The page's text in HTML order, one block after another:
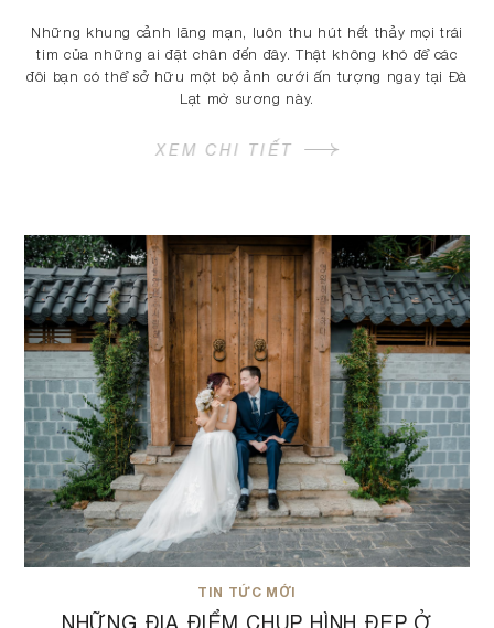
Những khung cảnh lãng mạn, luôn thu hút hết thảy mọi trái
tim của những ai đặt chân đến đây. Thật không khó để các
đôi bạn có thể sở hữu một bộ ảnh cưới ấn tượng ngay tại Đà
Lạt mờ sương này.
XEM CHI TIẾT
TIN TỨC MỚI